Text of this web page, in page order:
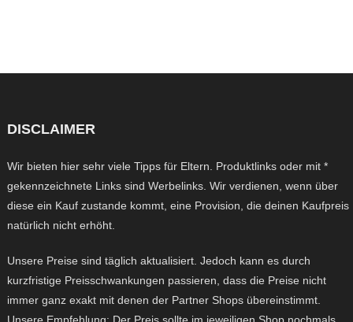
DISCLAIMER
Wir bieten hier sehr viele Tipps für Eltern. Produktlinks oder mit *
gekennzeichnete Links sind Werbelinks. Wir verdienen, wenn über
diese ein Kauf zustande kommt, eine Provision, die deinen Kaufpreis
natürlich nicht erhöht.
Unsere Preise sind täglich aktualisiert. Jedoch kann es durch
kurzfristige Preisschwankungen passieren, dass die Preise nicht
immer ganz exakt mit denen der Partner Shops übereinstimmt.
Unsere Empfehlung: Der Preis sollte im jeweiligen Shop nochmals